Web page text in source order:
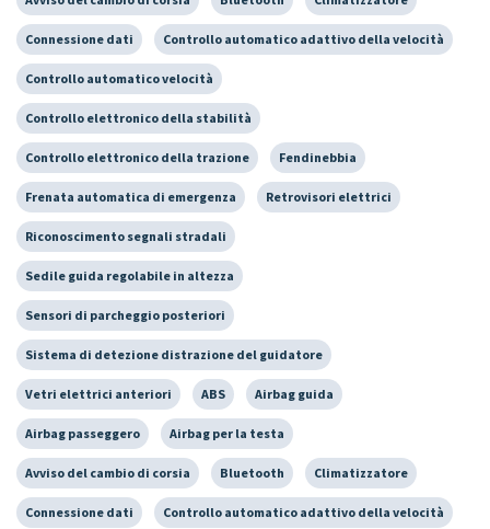
Connessione dati Controllo automatico adattivo della velocità
Controllo automatico velocità
Controllo elettronico della stabilità
Controllo elettronico della trazione Fendinebbia
Frenata automatica di emergenza Retrovisori elettrici
Riconoscimento segnali stradali
Sedile guida regolabile in altezza
Sensori di parcheggio posteriori
Sistema di detezione distrazione del guidatore
Vetri elettrici anteriori ABS Airbag guida
Airbag passeggero Airbag per la testa
Avviso del cambio di corsia Bluetooth Climatizzatore
Connessione dati Controllo automatico adattivo della velocità